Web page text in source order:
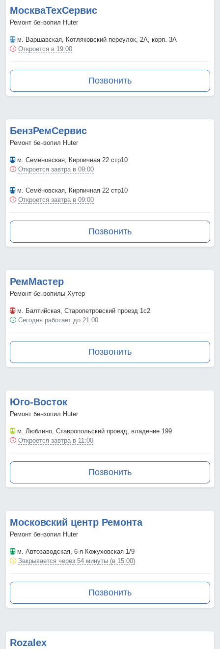
МоскваТехСервис
Ремонт бензопил Huter
м. Варшавская, Котляковский переулок, 2А, корп. 3А
Откроется в 19:00
Позвонить
БензРемСервис
Ремонт бензопил Huter
м. Семёновская, Кирпичная 22 стр10
Откроется завтра в 09:00
м. Семёновская, Кирпичная 22 стр10
Откроется завтра в 09:00
Позвонить
РемМастер
Ремонт бензопилы Хутер
м. Балтийская, Старопетровский проезд 1с2
Сегодня работает до 21:00
Позвонить
Юго-Восток
Ремонт бензопил Huter
м. Люблино, Ставропольский проезд, владение 199
Откроется завтра в 11:00
Позвонить
Московский центр Ремонта
Ремонт бензопил Huter
м. Автозаводская, 6-я Кожуховская 1/9
Закрывается через 54 минуты (в 15:00)
Позвонить
Rozalex